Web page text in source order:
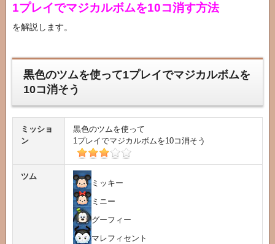
1プレイでマジカルボムを10コ消す方法
を解説します。
黒色のツムを使って1プレイでマジカルボムを
10コ消そう
ミッショ
ン
黒色のツムを使って
1プレイでマジカルボムを10コ消そう
ツム
ミッキー
ミニー
グーフィー
マレフィセント